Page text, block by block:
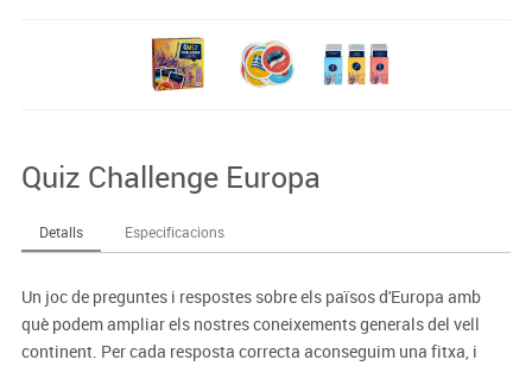
Quiz Challenge Europa
Detalls Especificacions
Un joc de preguntes i respostes sobre els països d'Europa amb
què podem ampliar els nostres coneixements generals del vell
continent. Per cada resposta correcta aconseguim una fitxa, i